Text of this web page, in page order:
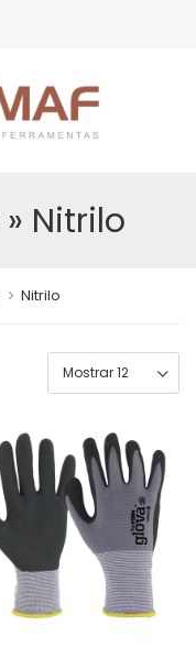
» Nitrilo
Nitrilo